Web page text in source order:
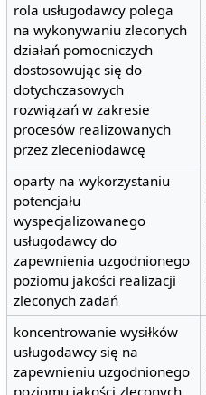
rola usługodawcy polega
na wykonywaniu zleconych
działań pomocniczych
dostosowując się do
dotychczasowych
rozwiązań w zakresie
procesów realizowanych
przez zleceniodawcę
oparty na wykorzystaniu
potencjału
wyspecjalizowanego
usługodawcy do
zapewnienia uzgodnionego
poziomu jakości realizacji
zleconych zadań
koncentrowanie wysiłków
usługodawcy się na
zapewnieniu uzgodnionego